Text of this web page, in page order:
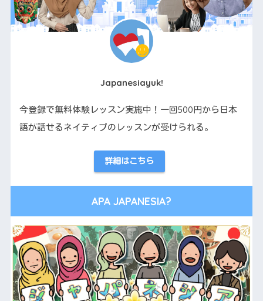
Japanesiayuk!
今登録で無料体験レッスン実施中！一回500円から日本
語が話せるネイティブのレッスンが受けられる。
詳細はこちら
APA JAPANESIA?